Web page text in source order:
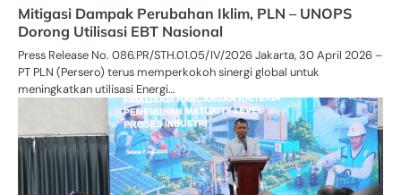
Mitigasi Dampak Perubahan Iklim, PLN – UNOPS
Dorong Utilisasi EBT Nasional
Press Release No. 086.PR/STH.01.05/IV/2026 Jakarta, 30 April 2026 –
PT PLN (Persero) terus memperkokoh sinergi global untuk
meningkatkan utilisasi Energi…